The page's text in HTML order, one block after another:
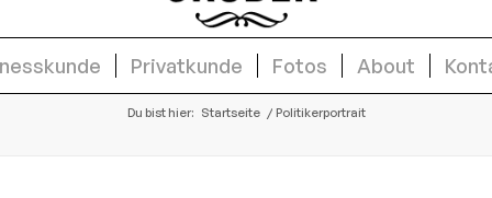
Privatkunde Fotos About
Du bist hier: Startseite / Politikerportrait